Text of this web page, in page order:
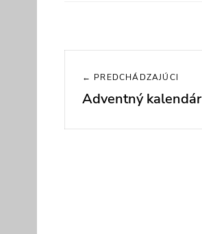
Navigácia
článku
← PREDCHÁDZAJÚCI
Previous
Adventný kalendár